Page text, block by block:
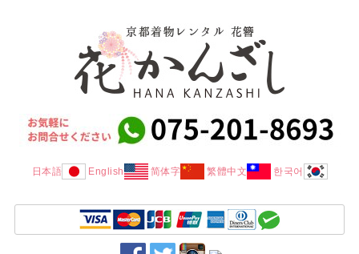
日本語 English 简体字 繁體中文 한국어